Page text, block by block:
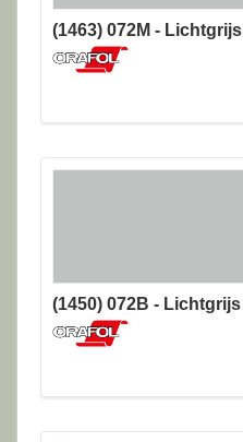
(1463) 072M -
(1450) 072B -